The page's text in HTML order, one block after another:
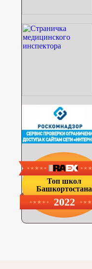
Топ школ
Башкортостана
2022